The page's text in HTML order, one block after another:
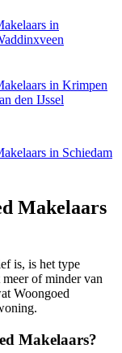
in
in Krimpen
den IJssel
in Schiedam
Makelaars
is, is het type
of minder van
Woongoed
Makelaars?